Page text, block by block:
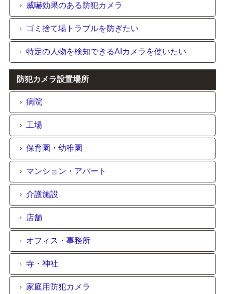
威嚇効果のある防犯カメラ
ゴミ捨て場トラブルを防ぎたい
特定の人物を検知できるAIカメラを使いたい
防犯カメラ設置場所
病院
工場
保育園・幼稚園
マンション・アパート
介護施設
店舗
オフィス・事務所
寺・神社
家庭用防犯カメラ